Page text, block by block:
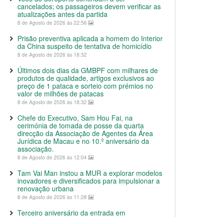
cancelados; os passageiros devem verificar as
atualizações antes da partida
8 de Agosto de 2026 às 22:56
Prisão preventiva aplicada a homem do Interior
da China suspeito de tentativa de homicídio
8 de Agosto de 2026 às 18:32
Últimos dois dias da GMBPF com milhares de
produtos de qualidade, artigos exclusivos ao
preço de 1 pataca e sorteio com prémios no
valor de milhões de patacas
8 de Agosto de 2026 às 18:32
Chefe do Executivo, Sam Hou Fai, na
cerimónia de tomada de posse da quarta
direcção da Associação de Agentes da Área
Jurídica de Macau e no 10.º aniversário da
associação.
8 de Agosto de 2026 às 12:04
Tam Vai Man instou a MUR a explorar modelos
inovadores e diversificados para impulsionar a
renovação urbana
8 de Agosto de 2026 às 11:28
Terceiro aniversário da entrada em